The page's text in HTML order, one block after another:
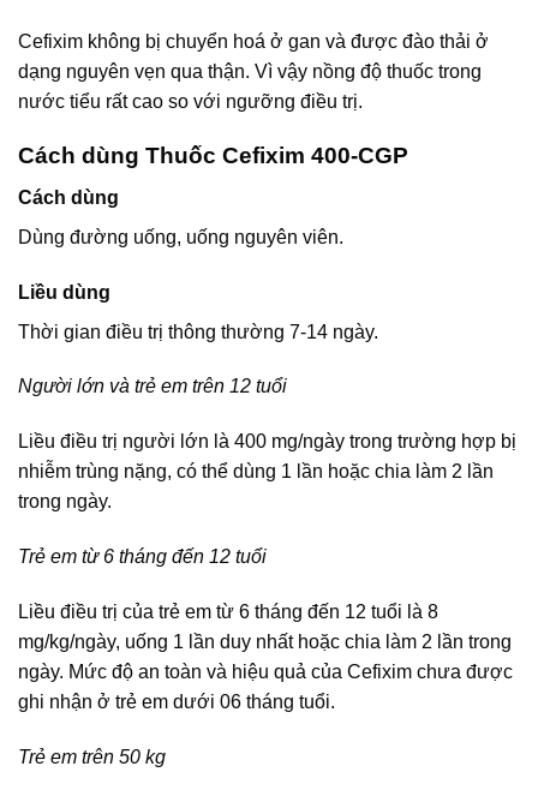
Cefixim không bị chuyển hoá ở gan và được đào thải ở
dạng nguyên vẹn qua thận. Vì vậy nồng độ thuốc trong
nước tiểu rất cao so với ngưỡng điều trị.
Cách dùng Thuốc Cefixim 400-CGP
Cách dùng
Dùng đường uống, uống nguyên viên.
Liều dùng
Thời gian điều trị thông thường 7-14 ngày.
Người lớn và trẻ em trên 12 tuổi
Liều điều trị người lớn là 400 mg/ngày trong trường hợp bị
nhiễm trùng nặng, có thể dùng 1 lần hoặc chia làm 2 lần
trong ngày.
Trẻ em từ 6 tháng đến 12 tuổi
Liều điều trị của trẻ em từ 6 tháng đến 12 tuổi là 8
mg/kg/ngày, uống 1 lần duy nhất hoặc chia làm 2 lần trong
ngày. Mức độ an toàn và hiệu quả của Cefixim chưa được
ghi nhận ở trẻ em dưới 06 tháng tuổi.
Trẻ em trên 50 kg